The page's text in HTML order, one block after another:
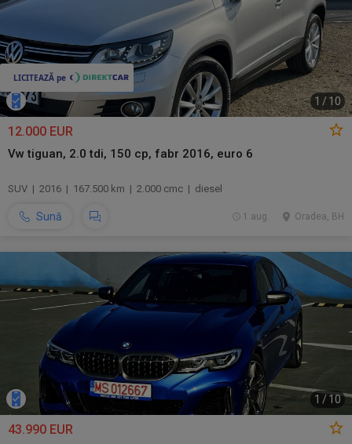
1 /10
12.000 EUR
Vw tiguan, 2.0 tdi, 150 cp, fabr 2016, euro 6
SUV | 2016 | 167.500 km | 2.000 cmc | diesel
Sună Oradea, BH
1 aug.
1 /10
43.990 EUR